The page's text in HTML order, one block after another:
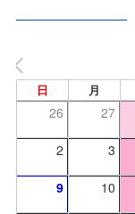
日 月
26 27
2 3
9 10